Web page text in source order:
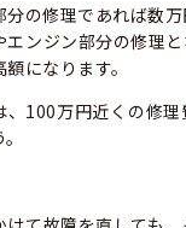
分の修理であれば数
エンジン部分の修理
になります。
、100万円近くの修